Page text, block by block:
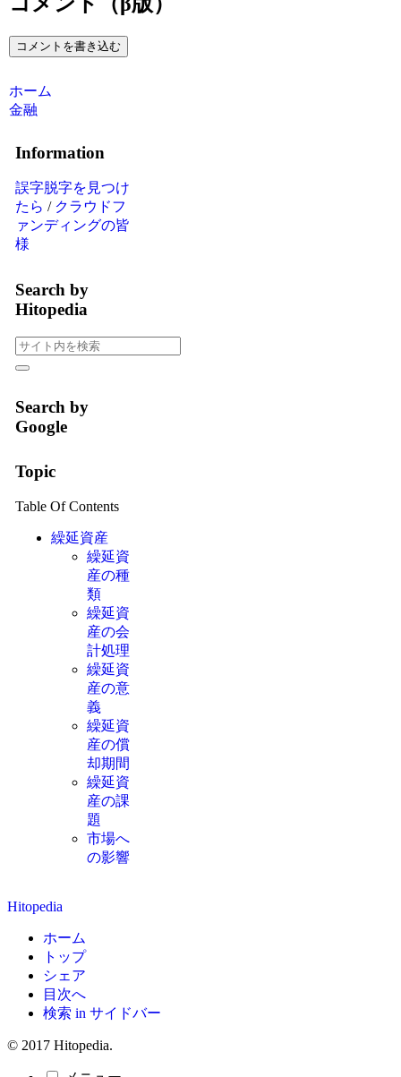
コメントを書き込む
ホーム
金融
Information
誤字脱字を見つけ
たら / クラウドフ
ァンディングの皆
様
Search by
Hitopedia
Search by
Google
Topic
Table Of Contents
繰延資産
繰延資
産の種
類
繰延資
産の会
計処理
繰延資
産の意
義
繰延資
産の償
却期間
繰延資
産の課
題
市場へ
の影響
Hitopedia
ホーム
トップ
シェア
目次へ
検索 in サイドバー
© 2017 Hitopedia.